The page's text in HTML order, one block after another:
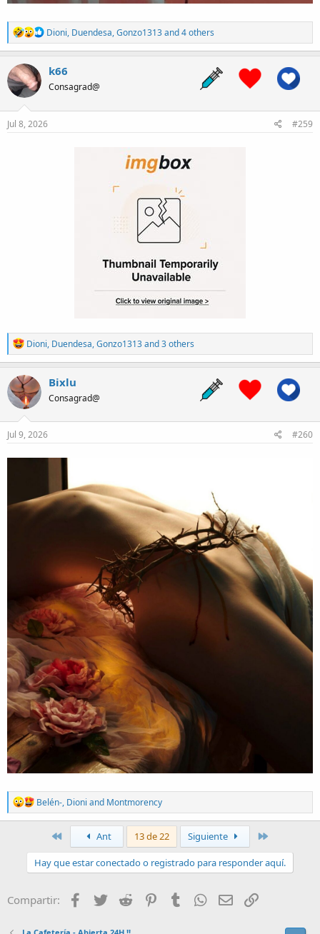
R
e
a
c
n
s
Dioni, Duendesa,Gonzo1313and 4 others
k66
Consagrad@
Jul 8, 2026 #259
R
e
a
c
t
i
o
n
s
Dioni, Duendesa,Gonzo1313and 3 others
Bixlu
Consagrad@
Jul 9, 2026 #260
R
e
a
i
o
:
Belén-, Dioni and Montmorency
PrimeroAnt 13 de 22 Siguiente
Hay que estar conectado o registrado para responder aquí.
Compartir: Facebook
Twitter Reddit PinterestTumblrWhatsApp
Email